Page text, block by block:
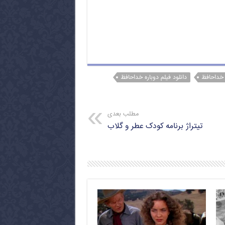
خداحافظ
دانلود فیلم دوباره خداحافظ
مطلب بعدی
تیتراژ برنامه کودک عطر و گلاب